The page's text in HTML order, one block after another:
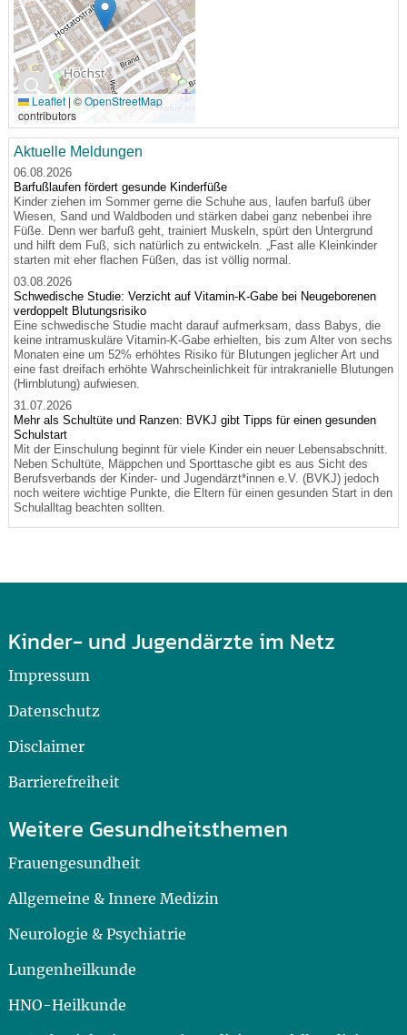
🔍
Leaflet | ©OpenStreetMap
contributors
Aktuelle Meldungen
06.08.2026
Barfußlaufen fördert gesunde Kinderfüße
Kinder ziehen im Sommer gerne die Schuhe aus, laufen barfuß über
Wiesen, Sand und Waldboden und stärken dabei ganz nebenbei ihre
Füße. Denn wer barfuß geht, trainiert Muskeln, spürt den Untergrund
und hilft dem Fuß, sich natürlich zu entwickeln. „Fast alle Kleinkinder
starten mit eher flachen Füßen, das ist völlig normal.
03.08.2026
Schwedische Studie: Verzicht auf Vitamin-K-Gabe bei Neugeborenen
verdoppelt Blutungsrisiko
Eine schwedische Studie macht darauf aufmerksam, dass Babys, die
keine intramuskuläre Vitamin-K-Gabe erhielten, bis zum Alter von sechs
Monaten eine um 52% erhöhtes Risiko für Blutungen jeglicher Art und
eine fast dreifach erhöhte Wahrscheinlichkeit für intrakranielle Blutungen
(Hirnblutung) aufwiesen.
31.07.2026
Mehr als Schultüte und Ranzen: BVKJ gibt Tipps für einen gesunden
Schulstart
Mit der Einschulung beginnt für viele Kinder ein neuer Lebensabschnitt.
Neben Schultüte, Mäppchen und Sporttasche gibt es aus Sicht des
Berufsverbands der Kinder- und Jugendärzt*innen e.V. (BVKJ) jedoch
noch weitere wichtige Punkte, die Eltern für einen gesunden Start in den
Schulalltag beachten sollten.
Kinder- und Jugendärzte im Netz
Impressum
Datenschutz
Disclaimer
Barrierefreiheit
Weitere Gesundheitsthemen
Frauengesundheit
Allgemeine & Innere Medizin
Neurologie & Psychiatrie
Lungenheilkunde
HNO-Heilkunde